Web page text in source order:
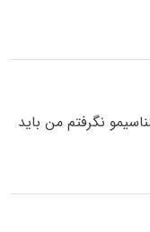
نگرفتم من باید